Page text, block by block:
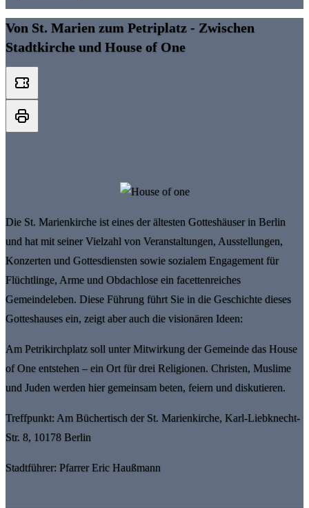
Von St. Marien zum Petriplatz - Zwischen
Stadtkirche und House of One
Die St. Marienkirche ist eines der ältesten Gotteshäuser in Berlin
und hat mit seiner Vielzahl von Veranstaltungen, Ausstellungen,
Konzerten und Gottesdiensten sowie sozialem Engagement für
Flüchtlinge, Arme und Obdachlose ein facettenreiches
Gemeindeleben. Diese Führung führt Sie in die Geschichte dieses
Gotteshauses ein, zeigt aber auch die visionären Ideen:
Am Petrikirchplatz soll unter Mitwirkung der Gemeinde das House
of One entstehen – ein Ort für drei Religionen. Christen, Muslime
und Juden werden hier gemeinsam beten, feiern und diskutieren.
Treffpunkt: Am Büchertisch der St. Marienkirche, Karl-Liebknecht-
Str. 8, 10178 Berlin
Stadtführer: Pfarrer Eric Haußmann